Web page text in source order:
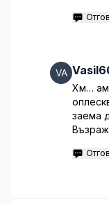
Хм…
заема